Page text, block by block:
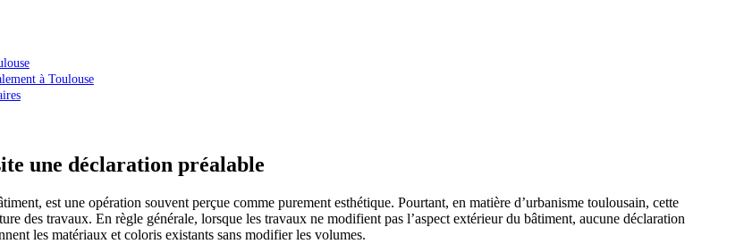
à Toulouse
une déclaration préalable
est une opération souvent perçue comme purement esthétique. Pourtant, en matière d’urbanisme toulousain, cette
des travaux. En règle générale, lorsque les travaux ne modifient pas l’aspect extérieur du bâtiment, aucune déclaration
les matériaux et coloris existants sans modifier les volumes.